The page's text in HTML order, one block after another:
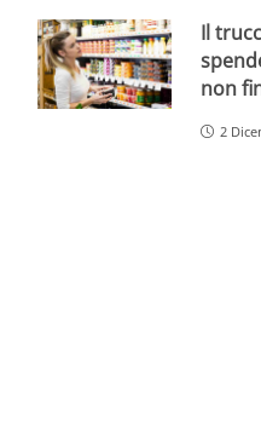
Il
non
2